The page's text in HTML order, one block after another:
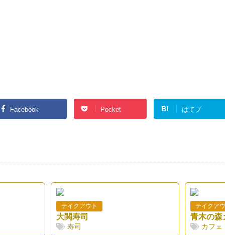
Facebook Pocket B! はてブ
テイクアウト
大関寿司
寿司
テイクア
青木の森
カフェ